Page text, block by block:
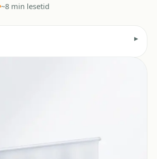
~8 min lesetid